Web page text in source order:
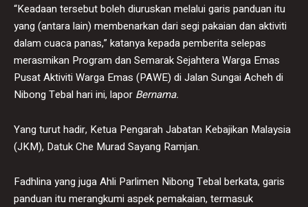
“Keadaan tersebut boleh diuruskan melalui garis panduan itu
yang (antara lain) membenarkan dari segi pakaian dan aktiviti
dalam cuaca panas,” katanya kepada pemberita selepas
merasmikan Program dan Semarak Sejahtera Warga Emas
Pusat Aktiviti Warga Emas (PAWE) di Jalan Sungai Acheh di
Nibong Tebal hari ini, lapor Bernama.
Yang turut hadir, Ketua Pengarah Jabatan Kebajikan Malaysia
(JKM), Datuk Che Murad Sayang Ramjan.
Fadhlina yang juga Ahli Parlimen Nibong Tebal berkata, garis
panduan itu merangkumi aspek pemakaian, termasuk